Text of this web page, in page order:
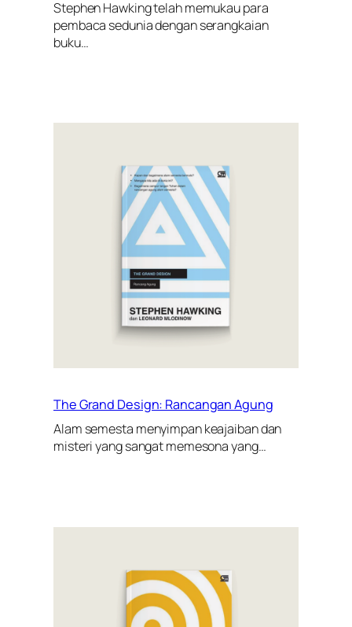
Stephen Hawking telah memukau para
pembaca sedunia dengan serangkaian
buku…
The Grand Design: Rancangan Agung
Alam semesta menyimpan keajaiban dan
misteri yang sangat memesona yang…